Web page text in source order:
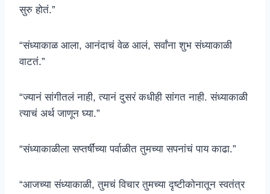
सुरु होतं.”
“संध्याकाळ आला, आनंदाचं वेळ आलं, सर्वांना शुभ संध्याकाळी
वाटतं.”
“ज्यानं सांगीतलं नाही, त्यानं दुसरं कधीही सांगत नाही. संध्याकाळी
त्याचं अर्थ जाणून घ्या.”
“संध्याकाळीला सप्तर्षींच्या पर्वाळीत तुमच्या सपनांचं पाय काढा.”
“आजच्या संध्याकाळी, तुमचं विचार तुमच्या दृष्टीकोनातून स्वतंत्र